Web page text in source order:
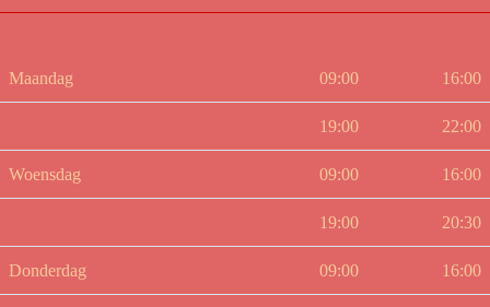
Maandag 09:00 16:00
19:00 22:00
Woensdag 09:00 16:00
19:00 20:30
Donderdag 09:00 16:00